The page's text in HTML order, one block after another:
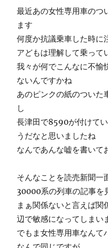
最近あの女性専用車のつ
ます
何度か抗議乗車した時に
アどもは理解して乗って
我々が何でこんなに不愉
ないんですかね
あのピンクの紙のついた
し
長津田で8590が付けて
うだなと思いましたね
なんであんな嘘を書いて
そんなことを読売新聞一
30000系の列車の記事を
まぁ関係ないと言えば関
辺で敏感になってしまい
でもま女性専用車なんて